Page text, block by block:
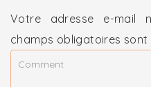
Votre adresse e-mail
champs obligatoires sont